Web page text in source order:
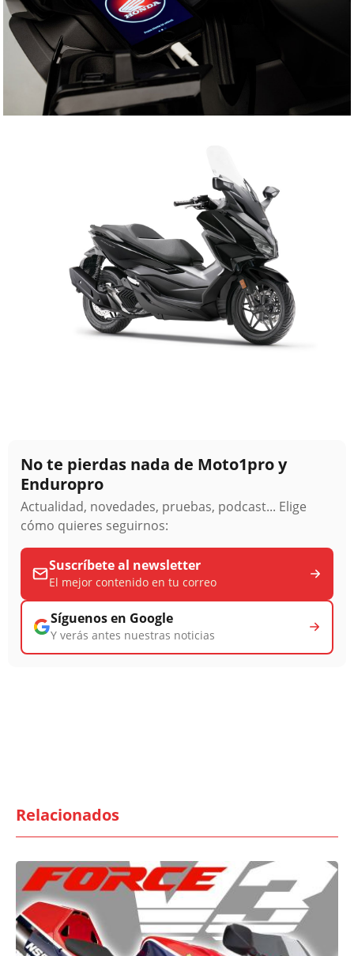
No te pierdas nada de Moto1pro y
Enduropro
Actualidad, novedades, pruebas, podcast... Elige
cómo quieres seguirnos:
Suscríbete al newsletter
El mejor contenido en tu correo
Síguenos en Google
Y verás antes nuestras noticias
Relacionados